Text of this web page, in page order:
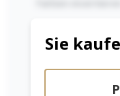
Sie